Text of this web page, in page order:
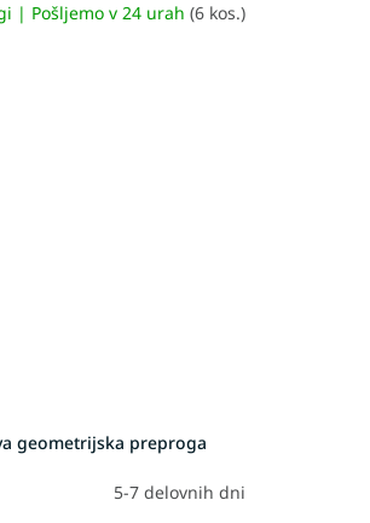
| Pošljemo v 24 urah (6 kos.)
geometrijska preproga
5-7 delovnih dni